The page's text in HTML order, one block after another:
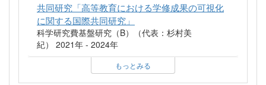
共同研究「高等教育における学修成果の可視化
に関する国際共同研究」
科学研究費基盤研究（B）（代表：杉村美
紀） 2021年 - 2024年
もっとみる